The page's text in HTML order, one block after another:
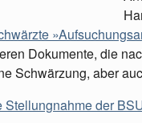
Dokumente, die
Schwärzung, aber
Stellungnahme der